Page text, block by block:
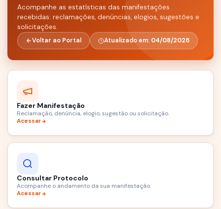
Acompanhe as estatísticas das manifestações
recebidas: reclamações, denúncias, elogios, sugestões e
solicitações.
Voltar ao Portal Atualizado em: 04/08/2026
Fazer Manifestação
Reclamação, denúncia, elogio, sugestão ou solicitação.
Acessar
Consultar Protocolo
Acompanhe o andamento da sua manifestação.
Acessar